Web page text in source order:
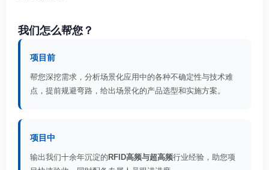
我们怎么帮您？
项目前
帮您深挖需求，分析场景化应用中的各种不确定性与技术难
点，提前规避弯路，给出场景化的产品选型和实施方案。
项目中
输出我们十余年沉淀的 RFID高频与超高频行业经验，助您项